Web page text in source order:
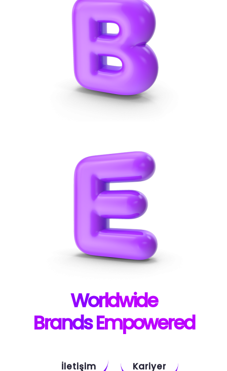
Worldwide
Brands Empowered
İletişim Kariyer